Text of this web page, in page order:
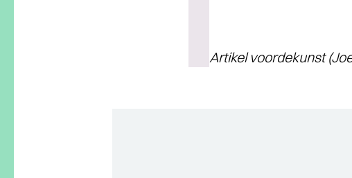
Artikel voordekunst